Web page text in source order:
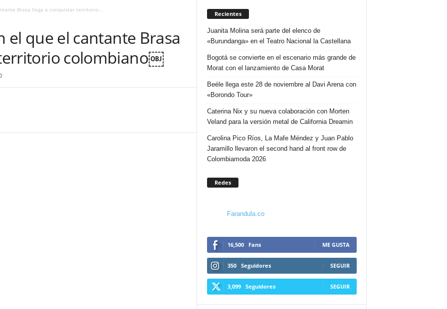
Brasa llega a conquistar territorio...
el que el cantante Brasa
colombiano￼
Recientes
Juanita Molina será parte del elenco de
«Burundanga» en el Teatro Nacional la Castellana
Bogotá se convierte en el escenario más grande de
Morat con el lanzamiento de Casa Morat
Beéle llega este 28 de noviembre al Davi Arena con
«Borondo Tour»
Caterina Nix y su nueva colaboración con Morten
Veland para la versión metal de California Dreamin
Carolina Pico Ríos, La Mafe Méndez y Juan Pablo
Jaramillo llevaron el second hand al front row de
Colombiamoda 2026
Redes
Farandula.co
16,500 Fans ME GUSTA
350 Seguidores SEGUIR
3,099 Seguidores SEGUIR